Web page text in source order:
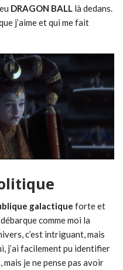
DRAGON BALL là dedans.
j’aime et qui me fait
galactique forte et
comme moi la
c’est intriguant, mais
j’ai facilement pu identifier
je ne pense pas avoir